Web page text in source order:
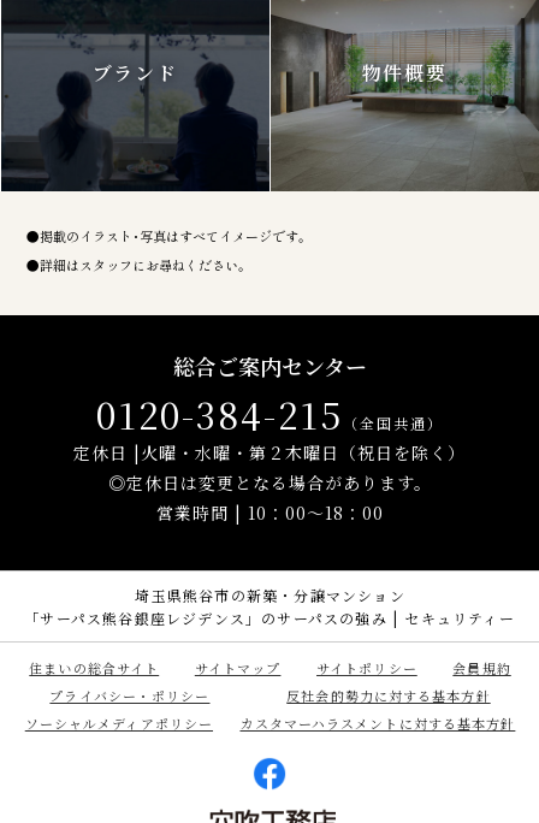
埼玉県熊谷市の新築・分譲マンション
「サーパス熊谷銀座レジデンス」のサーパスの強み | セキュリティー
●掲載のイラスト･写真はすべてイメージです。
●詳細はスタッフにお尋ねください。
ブランド 物件概要
総合ご案内センター
0120-384-215 （全国共通）
定休日 |火曜・水曜・第２木曜日（祝日を除く）
◎定休日は変更となる場合があります。
営業時間 | 10：00～18：00
住まいの総合サイト サイトマップ サイトポリシー
会員規約
プライバシー・ポリシー
反社会的勢力に対する基本方針
ソーシャルメディアポリシー
カスタマーハラスメントに対する基本方針